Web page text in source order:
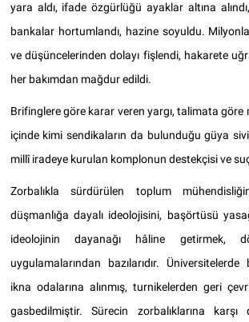
yara aldı, ifade özgürlüğü ayaklar altına
bankalar hortumlandı, hazine soyuldu.
ve düşüncelerinden dolayı fişlendi, hakarete
her bakımdan mağdur edildi.
Brifinglere göre karar veren yargı, talimata
içinde kimi sendikaların da bulunduğu güya
millî iradeye kurulan komplonun destekçisi ve
Zorbalıkla sürdürülen toplum
düşmanlığa dayalı ideolojisini, başörtüsü
ideolojinin dayanağı hâline getirmek,
uygulamalarından bazılarıdır. Üniversitelerde
ikna odalarına alınmış, turnikelerden geri
gasbedilmiştir. Sürecin zorbalıklarına